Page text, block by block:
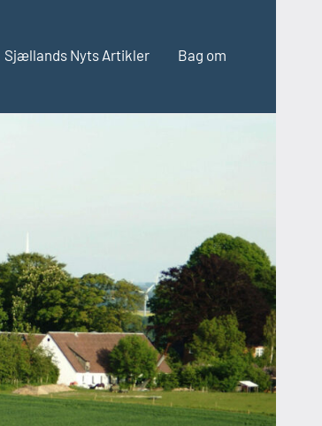
Sjællands Nyts Artikler Bag om